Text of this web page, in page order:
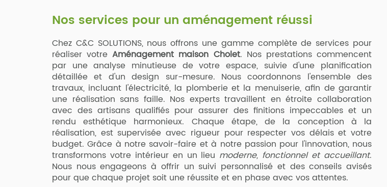
Nos services pour un aménagement réussi
Chez C&C SOLUTIONS, nous offrons une gamme complète de services pour
réaliser votreAménagement maison Cholet. Nos prestations commencent
par une analyse minutieuse de votre espace, suivie d'une planification
détaillée et d'un design sur-mesure. Nous coordonnons l'ensemble des
travaux, incluant l'électricité, la plomberie et la menuiserie, afin de garantir
une réalisation sans faille. Nos experts travaillent en étroite collaboration
avec des artisans qualifiés pour assurer des finitions impeccables et un
rendu esthétique harmonieux. Chaque étape, de la conception à la
réalisation, est supervisée avec rigueur pour respecter vos délais et votre
budget. Grâce à notre savoir-faire et à notre passion pour l'innovation, nous
transformons votre intérieur en un lieu moderne, fonctionnel et accueillant.
Nous nous engageons à offrir un suivi personnalisé et des conseils avisés
pour que chaque projet soit une réussite et en phase avec vos attentes.